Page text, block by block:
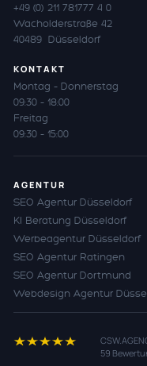
+49 (0) 211 781777 4 0
Wacholderstraße 42
40489 Düsseldorf
KONTAKT
Montag – Donnerstag
09:30 – 18:00
Freitag
09:30 – 15:00
AGENTUR
SEO Agentur Düsseldorf
KI Beratung Düsseldorf
Werbeagentur Düsseldorf
SEO Agentur Ratingen
SEO Agentur Dortmund
Webdesign Agentur
59